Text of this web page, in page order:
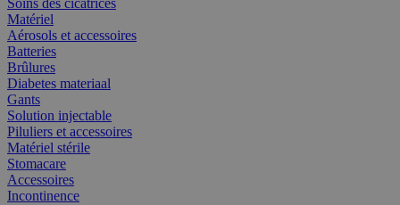
Soins des cicatrices
Matériel
Aérosols et accessoires
Batteries
Brûlures
Diabetes materiaal
Gants
Solution injectable
Piluliers et accessoires
Matériel stérile
Stomacare
Accessoires
Incontinence